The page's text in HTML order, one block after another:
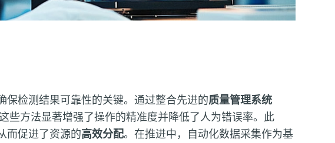
检测结果可靠性的关键。通过整合先进的质量管理系统
些方法显著增强了操作的精准度并降低了人为错误率。此
而促进了资源的高效分配。在推进中，自动化数据采集作为基